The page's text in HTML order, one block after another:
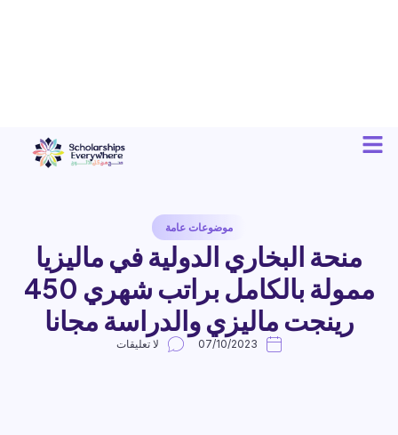
موضوعات عامة
منحة البخاري الدولية في ماليزيا
ممولة بالكامل براتب شهري 450
رينجت ماليزي والدراسة مجانا
07/10/2023 لا تعليقات